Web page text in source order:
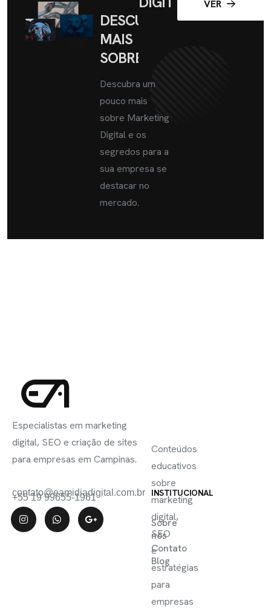
DESCUBRA
MAIS
SOBRE
Descubra um
pouco mais
sobre Marketing
Digital e os
segredos para a
sua empresa se
destacar no
mercado.
VER
Especialistas em marketing
digital, SEO e criação de sites
para empresas em Campinas.
contato@eamidiadigital.com.br
+55 19 99655-1961 INSTITUCIONAL
Sobre
nós
Contato
Blog
Conteúdos
educativos
sobre
marketing
digital,
SEO
e
estratégias
para
empresas